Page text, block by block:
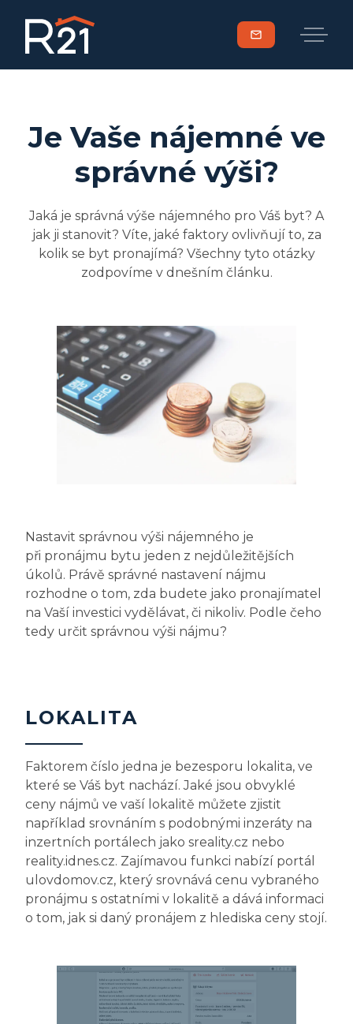
mail
Je Vaše nájemné ve
správné výši?
Jaká je správná výše nájemného pro Váš byt? A
jak ji stanovit? Víte, jaké faktory ovlivňují to, za
kolik se byt pronajímá? Všechny tyto otázky
zodpovíme v dnešním článku.
Nastavit správnou výši nájemného je
při pronájmu bytu jeden z nejdůležitějších
úkolů. Právě správné nastavení nájmu
rozhodne o tom, zda budete jako pronajímatel
na Vaší investici vydělávat, či nikoliv. Podle čeho
tedy určit správnou výši nájmu?
LOKALITA
Faktorem číslo jedna je bezesporu lokalita, ve
které se Váš byt nachází. Jaké jsou obvyklé
ceny nájmů ve vaší lokalitě můžete zjistit
například srovnáním s podobnými inzeráty na
inzertních portálech jako sreality.cz nebo
reality.idnes.cz. Zajímavou funkci nabízí portál
ulovdomov.cz, který srovnává cenu vybraného
pronájmu s ostatními v lokalitě a dává informaci
o tom, jak si daný pronájem z hlediska ceny stojí.